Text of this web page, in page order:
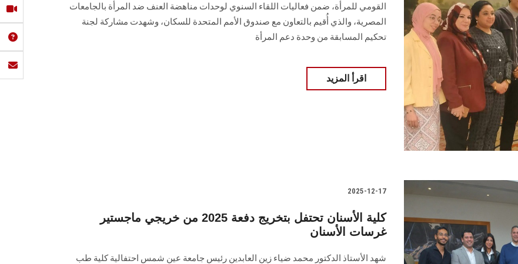
القومي للمرأة، ضمن فعاليات اللقاء السنوي لوحدات مناهضة العنف ضد المرأة بالجامعات
المصرية، والذي أُقيم بالتعاون مع صندوق الأمم المتحدة للسكان، وشهدت مشاركة لجنة
تحكيم المسابقة من وحدة دعم المرأة
اقرأ المزيد
2025-12-17
كلية الأسنان تحتفل بتخريج دفعة 2025 من خريجي ماجستير
غرسات الأسنان
شهد الأستاذ الدكتور محمد ضياء زين العابدين رئيس جامعة عين شمس احتفالية كلية طب